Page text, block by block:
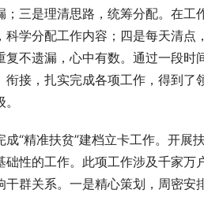
三是理清思路，统筹分配。在
学分配工作内容；四是每天清
不遗漏，心中有数。通过一段
接，扎实完成各项工作，得到
成“精准扶贫”建档立卡工作。开
性的工作。此项工作涉及千家
群关系。一是精心策划，周密安